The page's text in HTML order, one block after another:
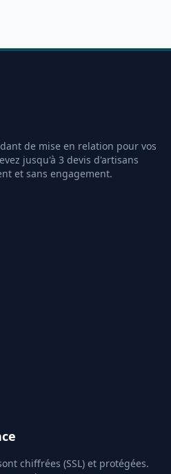
de mise en relation pour vos
jusqu'à 3 devis d'artisans
et sans engagement.
chiffrées (SSL) et protégées.